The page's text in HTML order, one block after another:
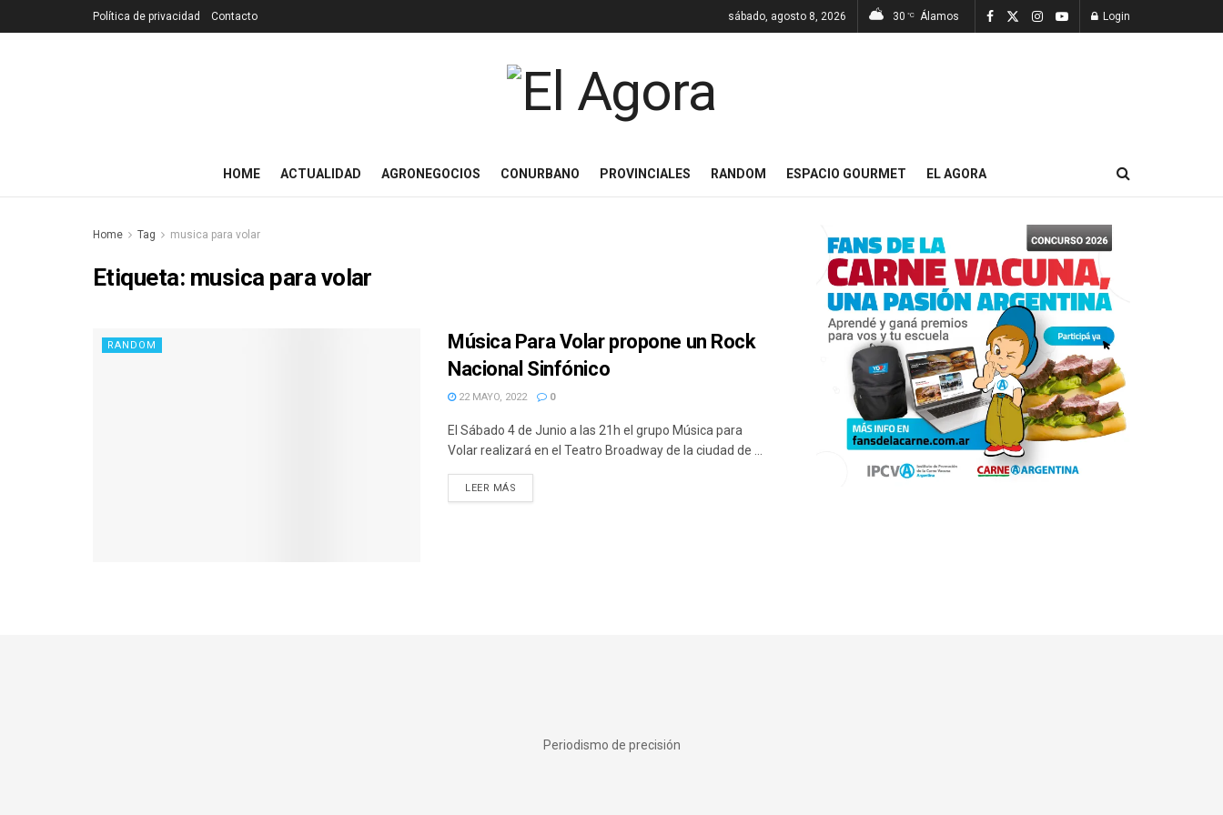
Política de privacidad Contacto sábado, agosto 8, 2026 30 °C Álamos Login
HOME ACTUALIDAD AGRONEGOCIOS CONURBANO PROVINCIALES RANDOM ESPACIO GOURMET EL AGORA
Home Tag musica para volar
Etiqueta: musica para volar
RANDOM
Música Para Volar propone un Rock
Nacional Sinfónico
22 MAYO, 2022 0
El Sábado 4 de Junio a las 21h el grupo Música para
Volar realizará en el Teatro Broadway de la ciudad de ...
LEER MÁS
Periodismo de precisión